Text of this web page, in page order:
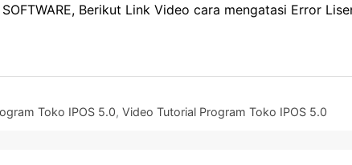
Berikut Link Video cara mengatasi Error
Toko IPOS 5.0,Video Tutorial Program Toko IPOS 5.0